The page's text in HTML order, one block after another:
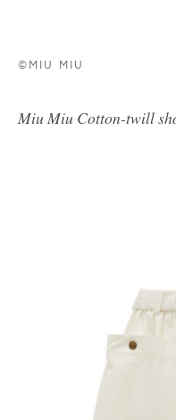
©MIU MIU
Miu Miu Cotton-twill